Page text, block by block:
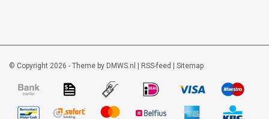
© Copyright 2026 - Theme by DMWS.nl RSS-feed Sitemap